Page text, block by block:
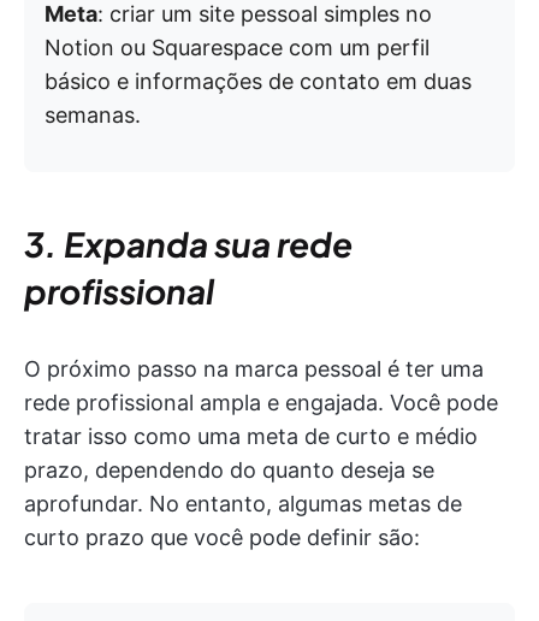
Meta: criar um site pessoal simples no
Notion ou Squarespace com um perfil
básico e informações de contato em duas
semanas.
3. Expanda sua rede
profissional
O próximo passo na marca pessoal é ter uma
rede profissional ampla e engajada. Você pode
tratar isso como uma meta de curto e médio
prazo, dependendo do quanto deseja se
aprofundar. No entanto, algumas metas de
curto prazo que você pode definir são: